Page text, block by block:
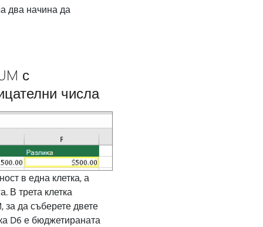
два начина да
с
числа
в една клетка, а
В трета клетка
за да съберете двете
D6 е бюджетираната